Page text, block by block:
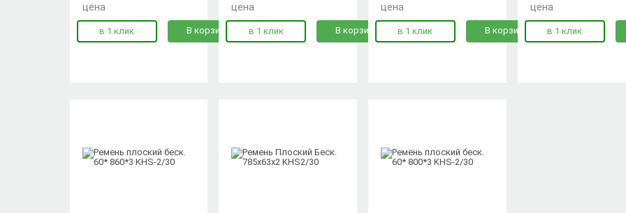
цена
в 1 клик В корзину
цена
в 1 клик В корзину
цена
в 1 клик В корзину
цена
в 1 клик